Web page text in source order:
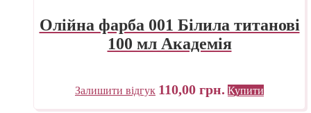
Олійна фарба 001 Білила титанові
100 мл Академія
Залишити відгук 110,00 грн. Купити